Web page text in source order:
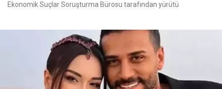
Ekonomik Suçlar Soruşturma Bürosu tarafından yürütü